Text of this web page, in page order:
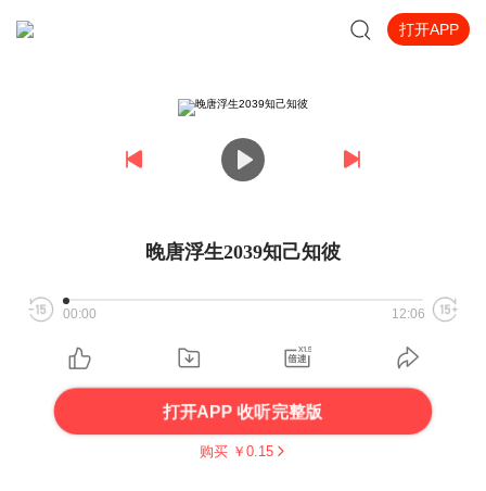
打开APP
晚唐浮生2039知己知彼
00:00 12:06
打开APP 收听完整版
购买 ￥ 0.15